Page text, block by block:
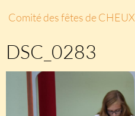
Comité des fêtes de CHEUX
DSC_0283